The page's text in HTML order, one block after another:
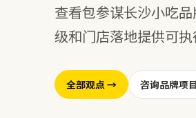
查看包参谋长沙小吃
级和门店落地提供可执
全部观点 → 咨询品牌项目